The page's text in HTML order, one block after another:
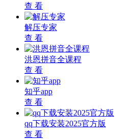
查 看
解压专家
查 看
洪恩拼音全课程
查 看
知乎app
查 看
qq下载安装2025官方版
查 看